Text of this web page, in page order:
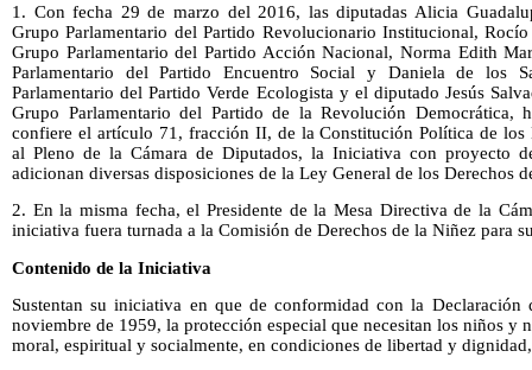
1. Con fecha 29 de marzo del 2016, las diputadas Alicia
Grupo Parlamentario del Partido Revolucionario Institucional,
Grupo Parlamentario del Partido Acción Nacional, Norma Edith
Parlamentario del Partido Encuentro Social y Daniela de los
Parlamentario del Partido Verde Ecologista y el diputado Jesús
Grupo Parlamentario del Partido de la Revolución Democrática,
confiere el artículo 71, fracción II, de la Constitución Política de los
al Pleno de la Cámara de Diputados, la Iniciativa con proyecto
adicionan diversas disposiciones de la Ley General de los Derechos
2. En la misma fecha, el Presidente de la Mesa Directiva de la
iniciativa fuera turnada a la Comisión de Derechos de la Niñez para
Contenido de la Iniciativa
Sustentan su iniciativa en que de conformidad con la
noviembre de 1959, la protección especial que necesitan los niños y
moral, espiritual y socialmente, en condiciones de libertad y